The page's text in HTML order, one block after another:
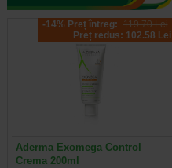
-14% Preț întreg: 119.70 Lei
Preț redus: 102.58 Lei
Aderma Exomega Control
Crema 200ml